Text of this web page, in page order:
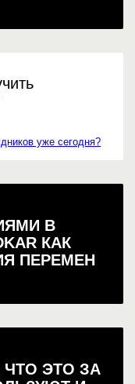
В
КАК
ПЕРЕМЕН
ЧТО ЭТО ЗА